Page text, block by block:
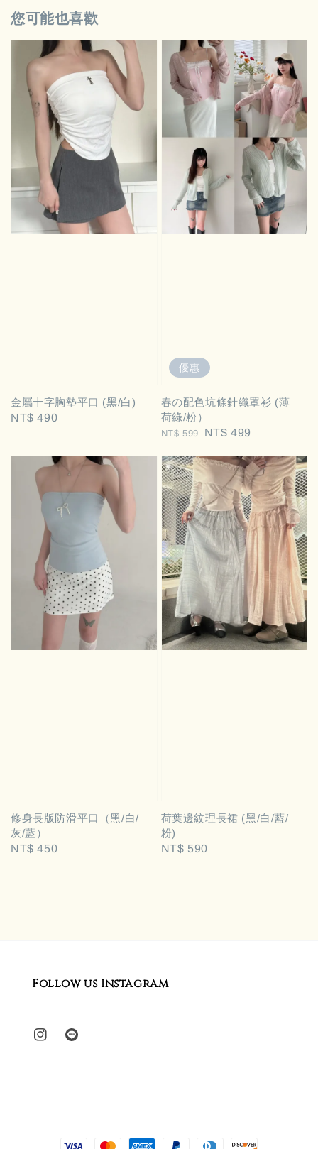
您可能也喜歡
金屬十字胸墊平口 (黑/白)
Regular
NT$ 490
優惠
春の配色坑條針織罩衫 (薄
荷綠/粉）
Regular
NT$ 599
Sale
NT$ 499
修身長版防滑平口（黑/白/
灰/藍）
Regular
NT$ 450
荷葉邊紋理長裙 (黑/白/藍/
粉)
Regular
NT$ 590
Follow us Instagram